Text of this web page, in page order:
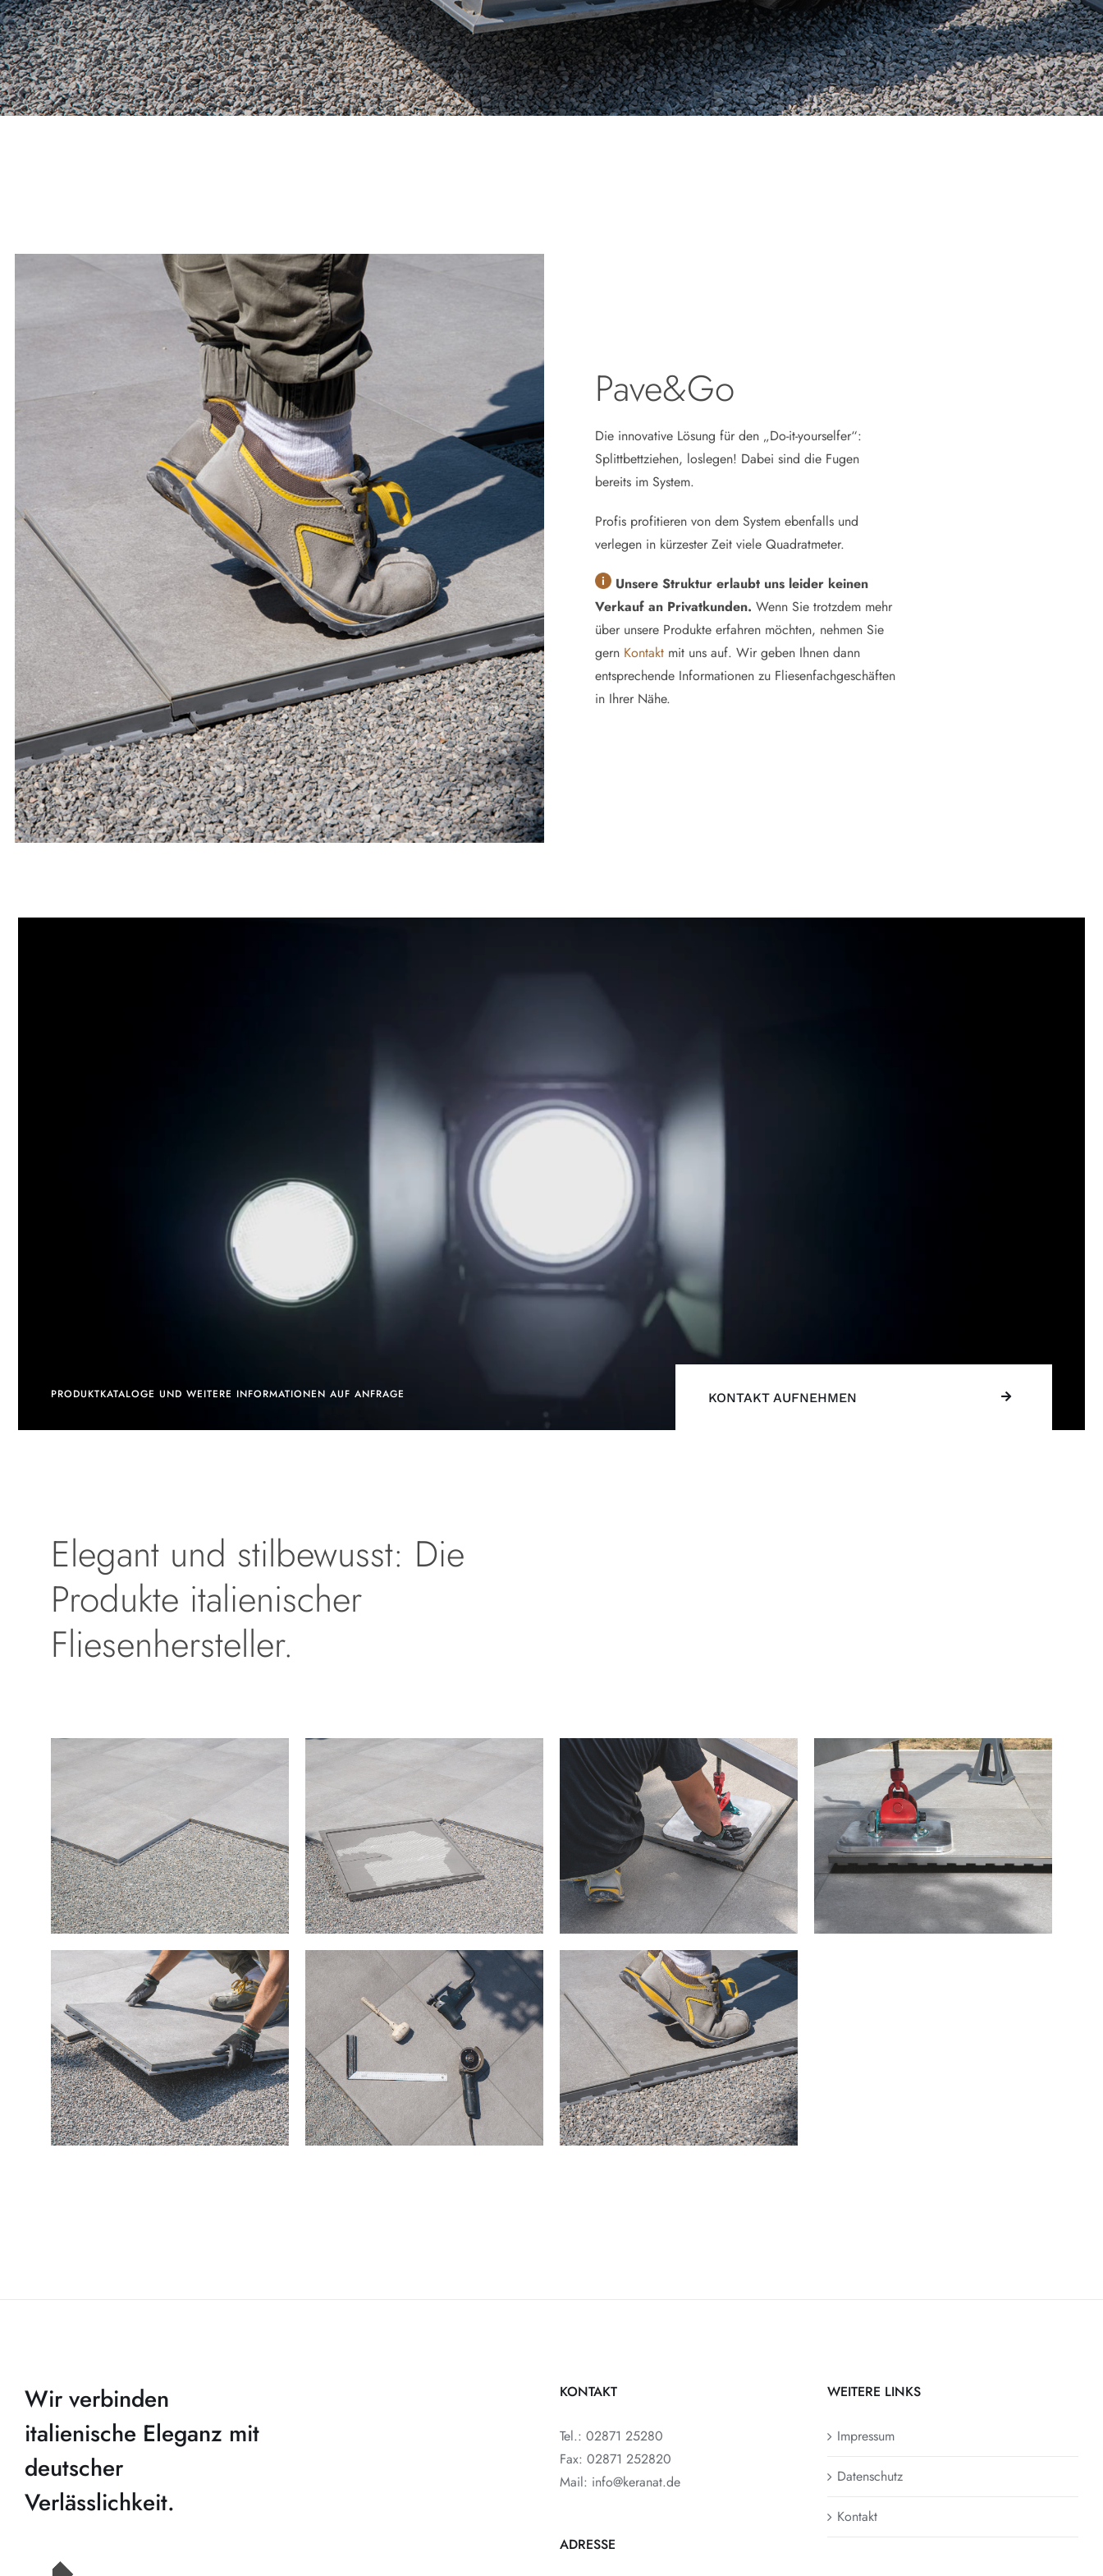
Pave&Go
Die innovative Lösung für den „Do-it-yourselfer“:
Splittbettziehen, loslegen! Dabei sind die Fugen
bereits im System.
Profis profitieren von dem System ebenfalls und
verlegen in kürzester Zeit viele Quadratmeter.
Unsere Struktur erlaubt uns leider keinen
Verkauf an Privatkunden. Wenn Sie trotzdem mehr
über unsere Produkte erfahren möchten, nehmen Sie
gern Kontakt mit uns auf. Wir geben Ihnen dann
entsprechende Informationen zu Fliesenfachgeschäften
in Ihrer Nähe.
PRODUKTKATALOGE UND WEITERE INFORMATIONEN AUF ANFRAGE KONTAKT AUFNEHMEN
Elegant und stilbewusst: Die
Produkte italienischer
Fliesenhersteller.
Wir verbinden
italienische Eleganz mit
deutscher
Verlässlichkeit.
KONTAKT
Tel.: 02871 25280
Fax: 02871 252820
Mail: info@keranat.de
ADRESSE
WEITERE LINKS
Impressum
Datenschutz
Kontakt